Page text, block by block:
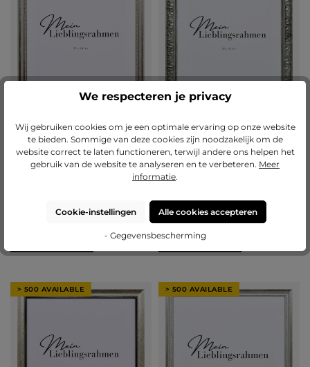
Gemiddelde waardering van 5 van 5 sterren
(5)
Barok houten fotolijst Pia
Varianten van€ 17,55
Gemiddelde waardering van 5 van 5
(1)
Barok houten fotolijst Stella
Varianten van€ 18,00
€ 112,55
Nu configureren
> 500 AVAILABLE > 500 AVAILABLE
We respecteren je privacy
Wij gebruiken cookies om je een optimale ervaring op onze website
te bieden. Sommige van deze cookies zijn noodzakelijk om de
website correct te laten functioneren, terwijl andere ons helpen het
gebruik van de website te analyseren en te verbeteren. Meer
informatie.
Cookie-instellingen Alle cookies accepteren
- Gegevensbescherming